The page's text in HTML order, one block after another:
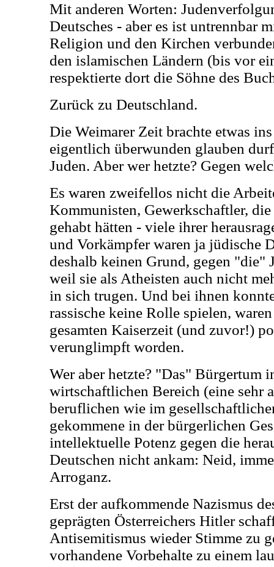
Mit anderen Worten:
Deutsches - aber es ist untrennbar
Religion und den Kirchen
den islamischen Ländern (bis vor
respektierte dort die Söhne des
Zurück zu Deutschland.
Die Weimarer Zeit brachte etwas
eigentlich überwunden glauben
Juden. Aber wer hetzte? Gegen
Es waren zweifellos nicht die
Kommunisten, Gewerkschaftler,
gehabt hätten - viele ihrer
und Vorkämpfer waren ja jüdische
deshalb keinen Grund, gegen "die"
weil sie als Atheisten auch nicht
in sich trugen. Und bei ihnen
rassische keine Rolle spielen,
gesamten Kaiserzeit (und zuvor!)
verunglimpft worden.
Wer aber hetzte? "Das" Bürgertum
wirtschaftlichen Bereich (eine sehr
beruflichen wie im
gekommene in der bürgerlichen
intellektuelle Potenz gegen die
Deutschen nicht ankam: Neid,
Arroganz.
Erst der aufkommende Nazismus
geprägten Österreichers Hitler
Antisemitismus wieder Stimme zu
vorhandene Vorbehalte zu einem